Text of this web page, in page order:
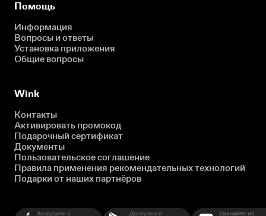
Помощь
Информация
Вопросы и ответы
Установка приложения
Общие вопросы
Wink
Контакты
Активировать промокод
Подарочный сертификат
Документы
Пользовательское соглашение
Правила применения рекомендательных технологий
Подарки от наших партнёров